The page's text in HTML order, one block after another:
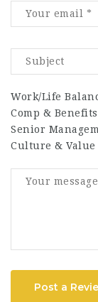
Work/Life
Comp & Benefits
Senior
Culture & Value
Post a